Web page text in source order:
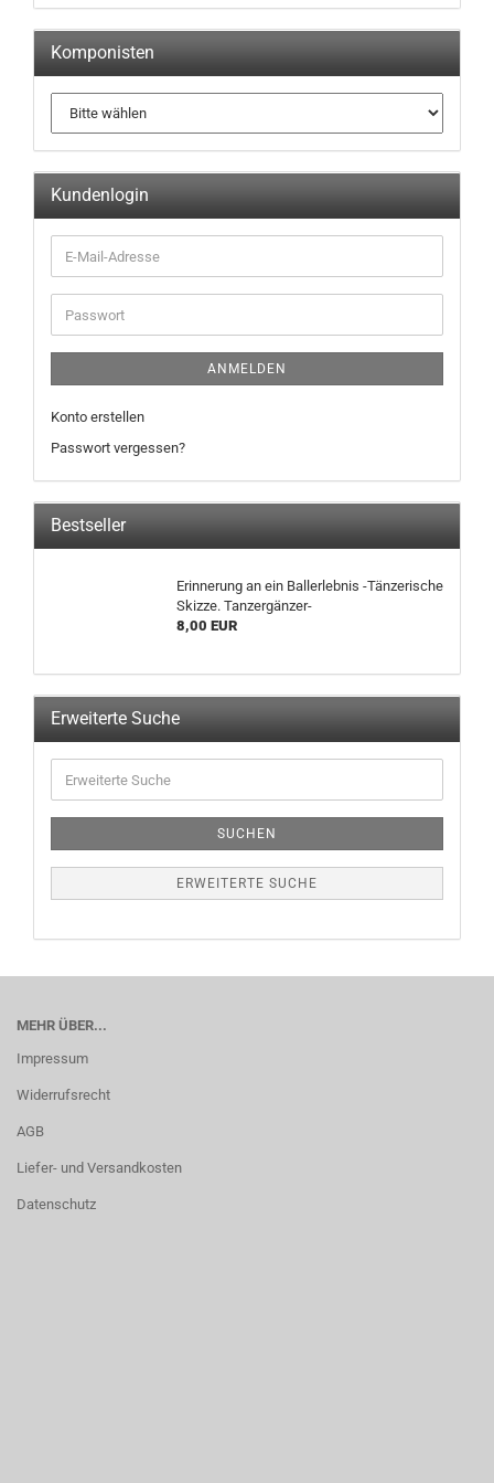
Komponisten
Kundenlogin
ANMELDEN
Konto erstellen
Passwort vergessen?
Bestseller
Erinnerung an ein Ballerlebnis -Tänzerische
Skizze. Tanzergänzer-
8,00 EUR
Erweiterte Suche
SUCHEN
ERWEITERTE SUCHE
MEHR ÜBER...
Impressum
Widerrufsrecht
AGB
Liefer- und Versandkosten
Datenschutz